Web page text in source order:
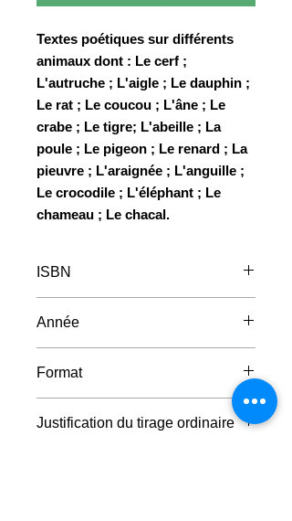
Textes poétiques sur différents
animaux dont : Le cerf ;
L'autruche ; L'aigle ; Le dauphin ;
Le rat ; Le coucou ; L'âne ; Le
crabe ; Le tigre; L'abeille ; La
poule ; Le pigeon ; Le renard ; La
pieuvre ; L'araignée ; L'anguille ;
Le crocodile ; L'éléphant ; Le
chameau ; Le chacal.
ISBN
Année
Format
Justification du tirage ordinaire